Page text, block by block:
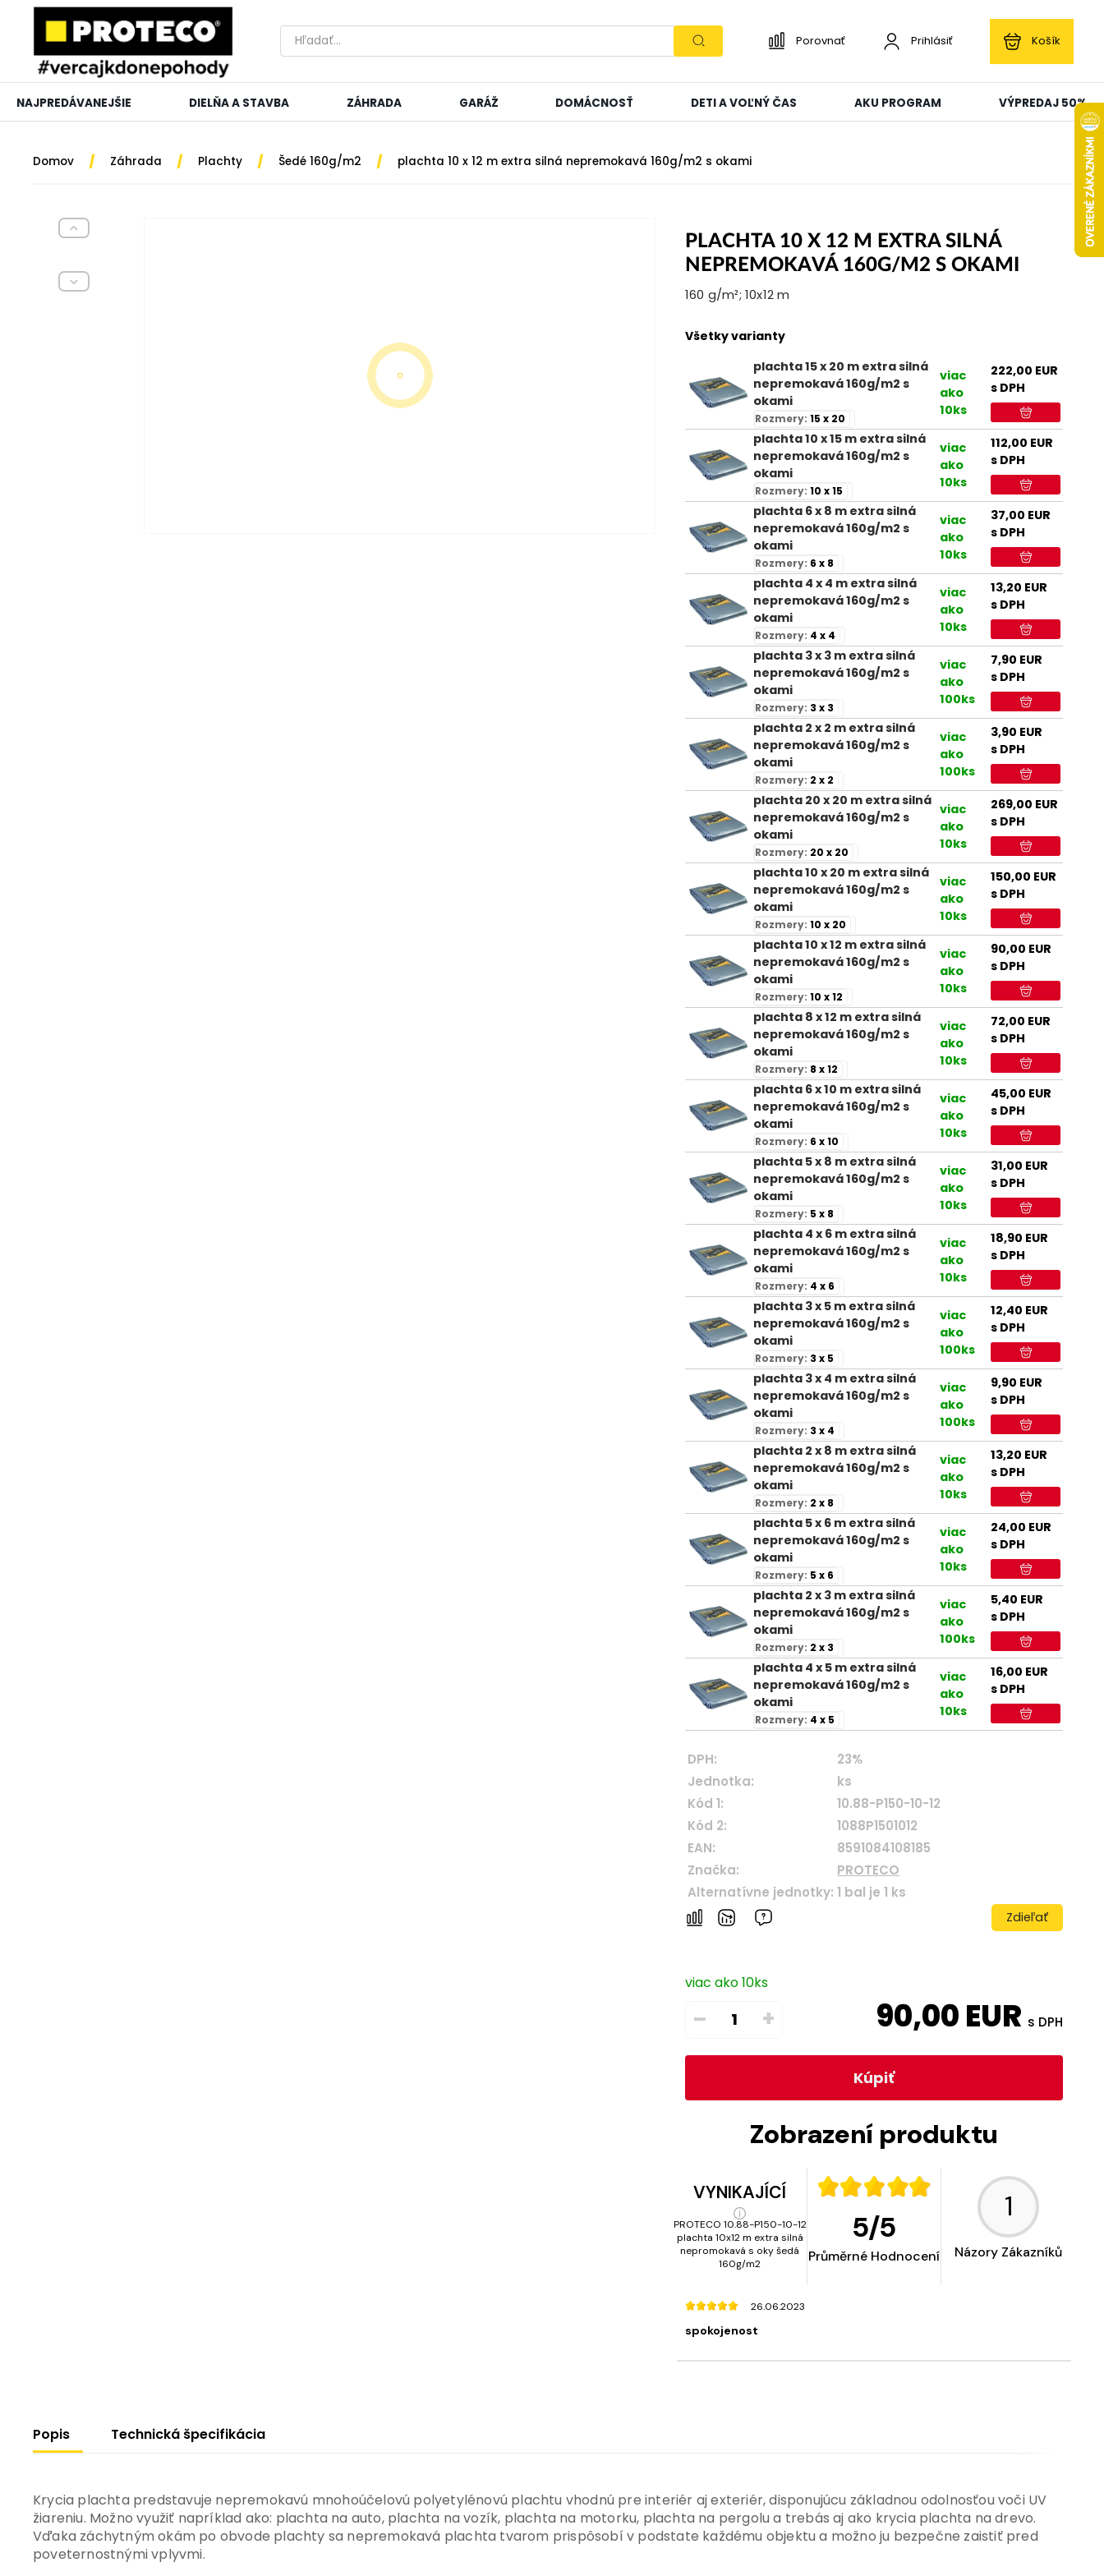
Porovnať Prihlásiť Košík
NAJPREDÁVANEJŠIE DIELŇA A STAVBA ZÁHRADA GARÁŽ DOMÁCNOSŤ DETI A VOĽNÝ ČAS AKU PROGRAM VÝPREDAJ 50%
Domov / Záhrada / Plachty / Šedé 160g/m2 / plachta 10 x 12 m extra silná nepremokavá 160g/m2 s okami
PLACHTA 10 X 12 M EXTRA SILNÁ
NEPREMOKAVÁ 160G/M2 S OKAMI
160 g/m²; 10x12 m
Všetky varianty
plachta 15 x 20 m extra silná
nepremokavá 160g/m2 s
okami
Rozmery: 15 x 20
viac
ako
10ks
222,00 EUR
s DPH
plachta 10 x 15 m extra silná
nepremokavá 160g/m2 s
okami
Rozmery: 10 x 15
viac
ako
10ks
112,00 EUR
s DPH
plachta 6 x 8 m extra silná
nepremokavá 160g/m2 s
okami
Rozmery: 6 x 8
viac
ako
10ks
37,00 EUR
s DPH
plachta 4 x 4 m extra silná
nepremokavá 160g/m2 s
okami
Rozmery: 4 x 4
viac
ako
10ks
13,20 EUR
s DPH
plachta 3 x 3 m extra silná
nepremokavá 160g/m2 s
okami
Rozmery: 3 x 3
viac
ako
100ks
7,90 EUR
s DPH
plachta 2 x 2 m extra silná
nepremokavá 160g/m2 s
okami
Rozmery: 2 x 2
viac
ako
100ks
3,90 EUR
s DPH
plachta 20 x 20 m extra silná
nepremokavá 160g/m2 s
okami
Rozmery: 20 x 20
viac
ako
10ks
269,00 EUR
s DPH
plachta 10 x 20 m extra silná
nepremokavá 160g/m2 s
okami
Rozmery: 10 x 20
viac
ako
10ks
150,00 EUR
s DPH
plachta 10 x 12 m extra silná
nepremokavá 160g/m2 s
okami
Rozmery: 10 x 12
viac
ako
10ks
90,00 EUR
s DPH
plachta 8 x 12 m extra silná
nepremokavá 160g/m2 s
okami
Rozmery: 8 x 12
viac
ako
10ks
72,00 EUR
s DPH
plachta 6 x 10 m extra silná
nepremokavá 160g/m2 s
okami
Rozmery: 6 x 10
viac
ako
10ks
45,00 EUR
s DPH
plachta 5 x 8 m extra silná
nepremokavá 160g/m2 s
okami
Rozmery: 5 x 8
viac
ako
10ks
31,00 EUR
s DPH
plachta 4 x 6 m extra silná
nepremokavá 160g/m2 s
okami
Rozmery: 4 x 6
viac
ako
10ks
18,90 EUR
s DPH
plachta 3 x 5 m extra silná
nepremokavá 160g/m2 s
okami
Rozmery: 3 x 5
viac
ako
100ks
12,40 EUR
s DPH
plachta 3 x 4 m extra silná
nepremokavá 160g/m2 s
okami
Rozmery: 3 x 4
viac
ako
100ks
9,90 EUR
s DPH
plachta 2 x 8 m extra silná
nepremokavá 160g/m2 s
okami
Rozmery: 2 x 8
viac
ako
10ks
13,20 EUR
s DPH
plachta 5 x 6 m extra silná
nepremokavá 160g/m2 s
okami
Rozmery: 5 x 6
viac
ako
10ks
24,00 EUR
s DPH
plachta 2 x 3 m extra silná
nepremokavá 160g/m2 s
okami
Rozmery: 2 x 3
viac
ako
100ks
5,40 EUR
s DPH
plachta 4 x 5 m extra silná
nepremokavá 160g/m2 s
okami
Rozmery: 4 x 5
viac
ako
10ks
16,00 EUR
s DPH
DPH:
23%
Jednotka:
ks
Kód 1:
10.88-P150-10-12
Kód 2:
1088P1501012
EAN:
8591084108185
Značka:
PROTECO
Alternatívne jednotky: 1 bal je 1 ks
Zdieľať
viac ako 10ks
– + 90,00EUR s DPH
Kúpiť
Zobrazení produktu
VYNIKAJÍCÍ
PROTECO 10.88-P150-10-12
plachta 10x12 m extra silná
nepromokavá s oky šedá
160g/m2
5/5
Průměrné Hodnocení
1
Názory Zákazníků
26.06.2023
spokojenost
Popis Technická špecifikácia
Krycia plachta predstavuje nepremokavú mnohoúčelovú polyetylénovú plachtu vhodnú pre interiér aj exteriér, disponujúcu základnou odolnosťou voči UV
žiareniu. Možno využiť napríklad ako: plachta na auto, plachta na vozík, plachta na motorku, plachta na pergolu a trebás aj ako krycia plachta na drevo.
Vďaka záchytným okám po obvode plachty sa nepremokavá plachta tvarom prispôsobí v podstate každému objektu a možno ju bezpečne zaistiť pred
poveternostnými vplyvmi.